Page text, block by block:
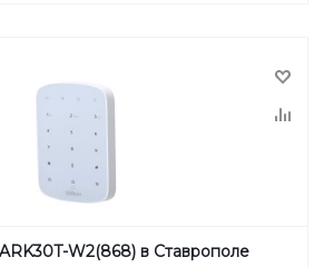
W2(868) в Ставрополе